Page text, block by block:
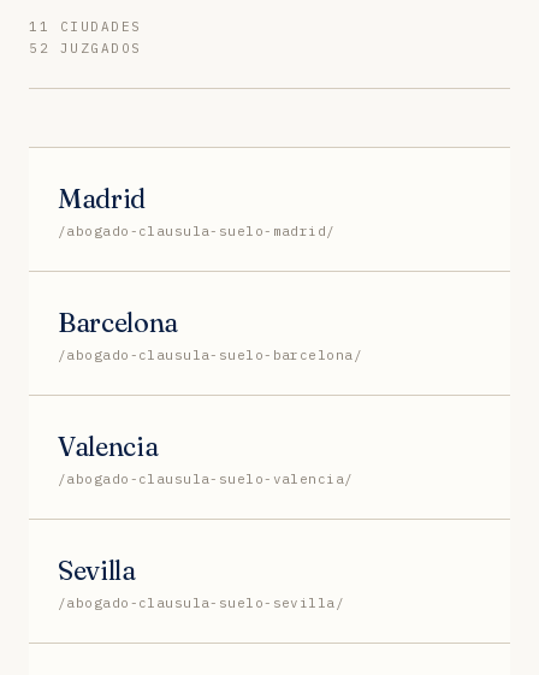
11 CIUDADES
52 JUZGADOS
Madrid
/abogado-clausula-suelo-madrid/
Barcelona
/abogado-clausula-suelo-barcelona/
Valencia
/abogado-clausula-suelo-valencia/
Sevilla
/abogado-clausula-suelo-sevilla/